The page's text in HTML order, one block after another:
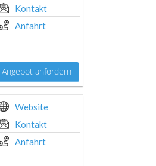
Kontakt
Anfahrt
Angebot anfordern
Website
Kontakt
Anfahrt